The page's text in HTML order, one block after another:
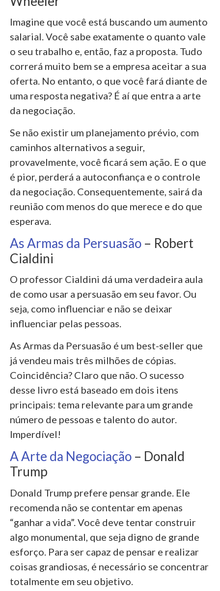
Imagine que você está buscando um aumento
salarial. Você sabe exatamente o quanto vale
o seu trabalho e, então, faz a proposta. Tudo
correrá muito bem se a empresa aceitar a sua
oferta. No entanto, o que você fará diante de
uma resposta negativa? É aí que entra a arte
da negociação.
Se não existir um planejamento prévio, com
caminhos alternativos a seguir,
provavelmente, você ficará sem ação. E o que
é pior, perderá a autoconfiança e o controle
da negociação. Consequentemente, sairá da
reunião com menos do que merece e do que
esperava.
As Armas da Persuasão – Robert
Cialdini
O professor Cialdini dá uma verdadeira aula
de como usar a persuasão em seu favor. Ou
seja, como influenciar e não se deixar
influenciar pelas pessoas.
As Armas da Persuasão é um best-seller que
já vendeu mais três milhões de cópias.
Coincidência? Claro que não. O sucesso
desse livro está baseado em dois itens
principais: tema relevante para um grande
número de pessoas e talento do autor.
Imperdível!
A Arte da Negociação – Donald
Trump
Donald Trump prefere pensar grande. Ele
recomenda não se contentar em apenas
“ganhar a vida”. Você deve tentar construir
algo monumental, que seja digno de grande
esforço. Para ser capaz de pensar e realizar
coisas grandiosas, é necessário se concentrar
totalmente em seu objetivo.